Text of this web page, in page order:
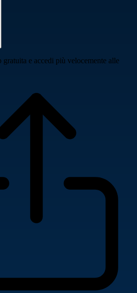
gratuita e accedi più velocemente alle